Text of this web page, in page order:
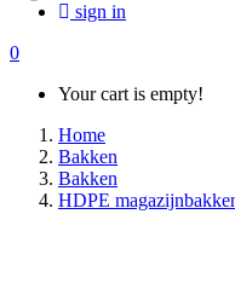
sign in
0
Your cart is empty!
Home
Bakken
Bakken
HDPE